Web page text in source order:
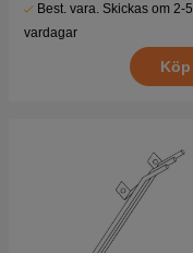
Best. vara. Skickas om 2-5
vardagar
Köp